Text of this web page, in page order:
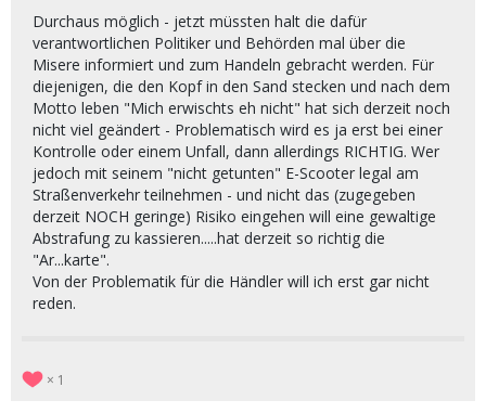
Durchaus möglich - jetzt müssten halt die dafür
verantwortlichen Politiker und Behörden mal über die
Misere informiert und zum Handeln gebracht werden. Für
diejenigen, die den Kopf in den Sand stecken und nach dem
Motto leben "Mich erwischts eh nicht" hat sich derzeit noch
nicht viel geändert - Problematisch wird es ja erst bei einer
Kontrolle oder einem Unfall, dann allerdings RICHTIG. Wer
jedoch mit seinem "nicht getunten" E-Scooter legal am
Straßenverkehr teilnehmen - und nicht das (zugegeben
derzeit NOCH geringe) Risiko eingehen will eine gewaltige
Abstrafung zu kassieren.....hat derzeit so richtig die
"Ar...karte".
Von der Problematik für die Händler will ich erst gar nicht
reden.
1